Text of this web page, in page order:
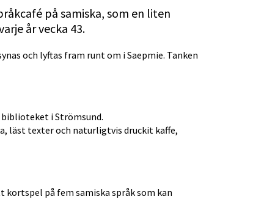
på samiska, som en liten
år vecka 43.
och lyftas fram runt om i Saepmie. Tanken
biblioteket i Strömsund.
läst texter och naturligtvis druckit kaffe,
kortspel på fem samiska språk som kan